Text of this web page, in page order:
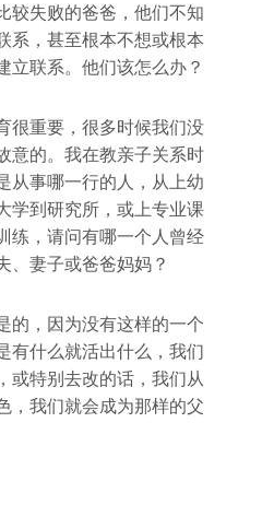
较失败的爸爸，他们不知
系，甚至根本不想或根本
立联系。他们该怎么办？
很重要，很多时候我们没
意的。我在教亲子关系时
从事哪一行的人，从上幼
学到研究所，或上专业课
练，请问有哪一个人曾经
、妻子或爸爸妈妈？
的，因为没有这样的一个
有什么就活出什么，我们
或特别去改的话，我们从
，我们就会成为那样的父